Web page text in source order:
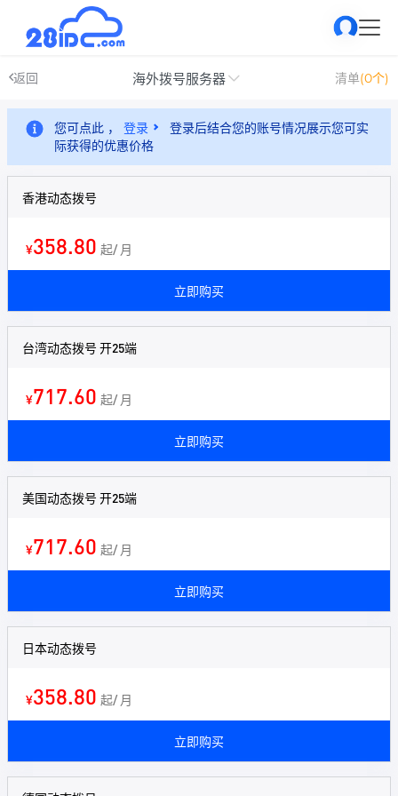
返回 海外拨号服务器 清单(0个)
您可点此 ， 登录
登录后结合您的账号情况展示您可实
际获得的优惠价格
香港动态拨号
¥358.80 起/ 月
立即购买
台湾动态拨号 开25端
¥717.60 起/ 月
立即购买
美国动态拨号 开25端
¥717.60 起/ 月
立即购买
日本动态拨号
¥358.80 起/ 月
立即购买